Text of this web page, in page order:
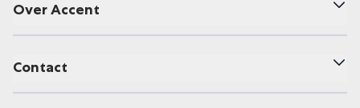
Over Accent
Contact